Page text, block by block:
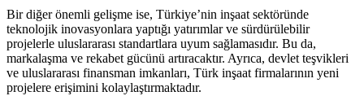
Bir diğer önemli gelişme ise, Türkiye’nin inşaat sektöründe
teknolojik inovasyonlara yaptığı yatırımlar ve sürdürülebilir
projelerle uluslararası standartlara uyum sağlamasıdır. Bu da,
markalaşma ve rekabet gücünü artıracaktır. Ayrıca, devlet teşvikleri
ve uluslararası finansman imkanları, Türk inşaat firmalarının yeni
projelere erişimini kolaylaştırmaktadır.